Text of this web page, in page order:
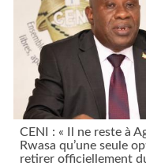
CENI : « Il ne reste à
Rwasa qu’une seule
retirer officiellement